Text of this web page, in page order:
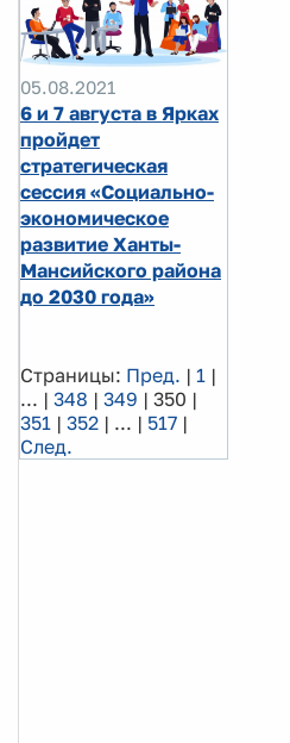
05.08.2021
6 и 7 августа в Ярках
пройдет
стратегическая
сессия «Социально-
экономическое
развитие Ханты-
Мансийского района
до 2030 года»
Страницы: Пред. | 1 |
... | 348 | 349 | 350 |
351 | 352 | ... | 517 |
След.